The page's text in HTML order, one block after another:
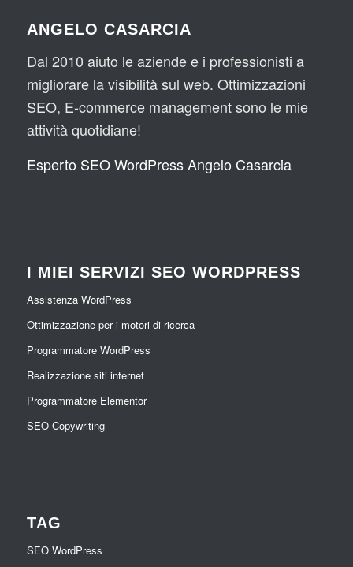
ANGELO CASARCIA
Dal 2010 aiuto le aziende e i professionisti a
migliorare la visibilità sul web. Ottimizzazioni
SEO, E-commerce management sono le mie
attività quotidiane!
Esperto SEO WordPress Angelo Casarcia
I MIEI SERVIZI SEO WORDPRESS
Assistenza WordPress
Ottimizzazione per i motori di ricerca
Programmatore WordPress
Realizzazione siti internet
Programmatore Elementor
SEO Copywriting
TAG
SEO WordPress